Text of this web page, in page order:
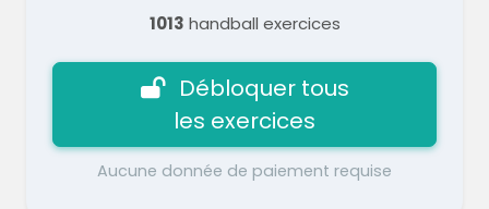
1013 handball exercices
Débloquer tous
les exercices
Aucune donnée de paiement requise